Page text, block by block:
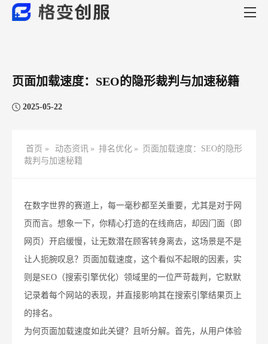
页面加载速度：SEO的隐形裁判与加速秘籍
2025-05-22
首页 » 动态资讯 » 排名优化 »
页面加载速度：SEO的隐形
裁判与加速秘籍
在数字世界的赛道上，每一毫秒都至关重要，尤其是对于网
页而言。想象一下，你精心打造的在线商店，却因门面（即
网页）开启缓慢，让无数潜在顾客转身离去，这场景是不是
让人扼腕叹息？页面加载速度，这个看似不起眼的因素，实
则是SEO（搜索引擎优化）领域里的一位严苛裁判，它默默
记录着每个网站的表现，并直接影响其在搜索引擎结果页上
的排名。
为何页面加载速度如此关键？且听分解。首先，从用户体验